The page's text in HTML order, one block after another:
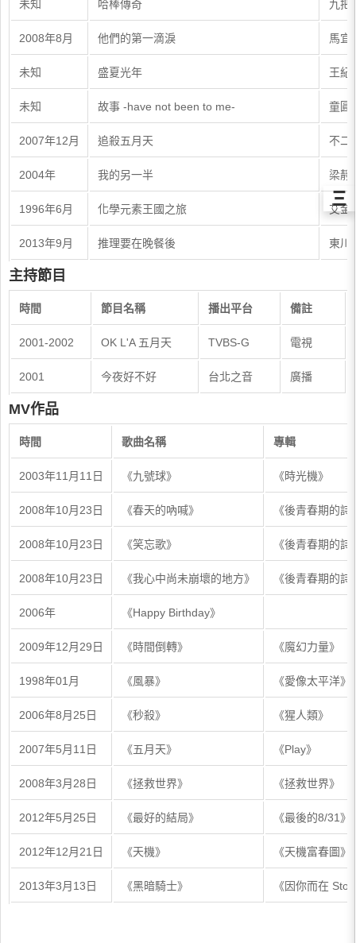
未知 哈棒傳奇 九把
2008年8月 他們的第一滴淚 馬宜
未知 盛夏光年 王紀
未知 故事 -have not been to me- 童圓
2007年12月 追殺五月天 不二
2004年 我的另一半 梁靜
1996年6月 化學元素王國之旅 艾金
2013年9月 推理要在晚餐後 東川
主持節目
時間 節目名稱 播出平台 備註
2001-2002 OK L'A 五月天 TVBS-G 電視
2001 今夜好不好 台北之音 廣播
MV作品
時間 歌曲名稱 專輯
2003年11月11日 《九號球》 《時光機》
2008年10月23日 《春天的吶喊》 《後青春期的詩
2008年10月23日 《笑忘歌》 《後青春期的詩
2008年10月23日 《我心中尚未崩壞的地方》 《後青春期的詩
2006年 《Happy Birthday》
2009年12月29日 《時間倒轉》 《魔幻力量》
1998年01月 《風暴》 《愛像太平洋》
2006年8月25日 《秒殺》 《猩人類》
2007年5月11日 《五月天》 《Play》
2008年3月28日 《拯救世界》 《拯救世界》
2012年5月25日 《最好的結局》 《最後的8/31》
2012年12月21日 《天機》 《天機富春圖》
2013年3月13日 《黑暗騎士》 《因你而在
Ξ